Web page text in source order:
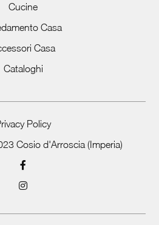
Cucine
Casa
Casa
Cataloghi
Policy
Cosio d'Arroscia (Imperia)